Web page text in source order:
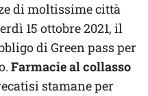
di moltissime città
15 ottobre 2021, il
di Green pass per
Farmacie al collasso
stamane per